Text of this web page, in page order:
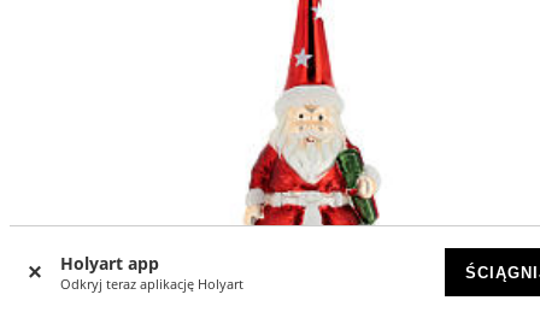
Holyart app
Odkryj teraz aplikację Holyart